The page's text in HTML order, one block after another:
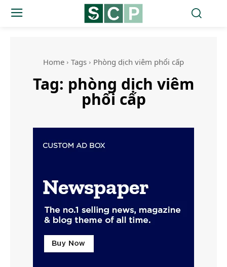
Home Tags Phòng dịch viêm phổi cấp
Tag: phòng dịch viêm
phổi cấp